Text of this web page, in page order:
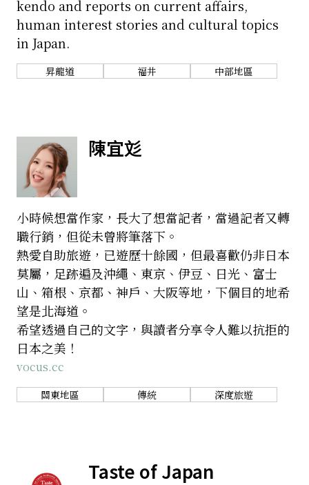
kendo and reports on current affairs,
human interest stories and cultural topics
in Japan.
昇龍道 福井 中部地區
陳宜彣
小時候想當作家，長大了想當記者，當過記者又轉
職行銷，但從未曾將筆落下。
熱愛自助旅遊，已遊歷十餘國，但最喜歡仍非日本
莫屬，足跡遍及沖繩、東京、伊豆、日光、富士
山、箱根、京都、神戶、大阪等地，下個目的地希
望是北海道。
希望透過自己的文字，與讀者分享令人難以抗拒的
日本之美！
vocus.cc
關東地區 傳統 深度旅遊
Taste of Japan